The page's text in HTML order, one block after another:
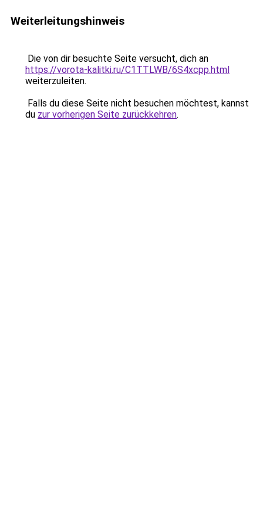
Weiterleitungshinweis
Die von dir besuchte Seite versucht, dich an
https://vorota-kalitki.ru/C1TTLWB/6S4xcpp.html
weiterzuleiten.
Falls du diese Seite nicht besuchen möchtest, kannst
du zur vorherigen Seite zurückkehren.